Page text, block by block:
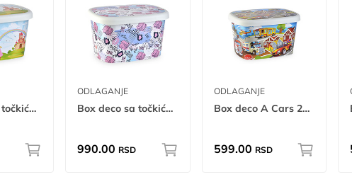
Box deco sa točkićima - Princess 50L A 50L
ODLAGANJE
Box deco sa točkićima - Chic A 50L
990.00 RSD
ODLAGANJE
Box deco A Cars 25L
599.00 RSD